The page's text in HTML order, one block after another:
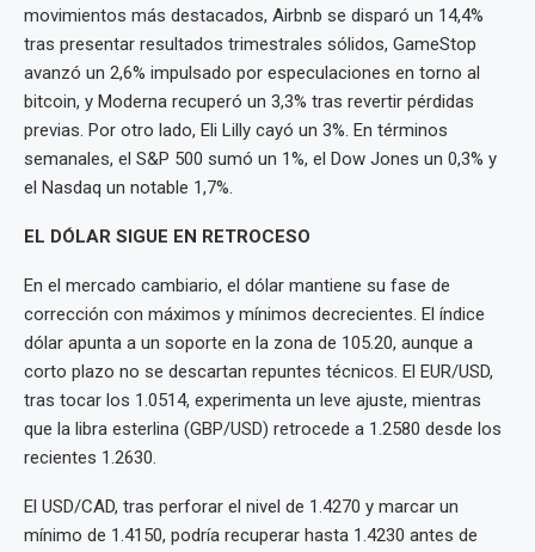
movimientos más destacados, Airbnb se disparó un 14,4%
tras presentar resultados trimestrales sólidos, GameStop
avanzó un 2,6% impulsado por especulaciones en torno al
bitcoin, y Moderna recuperó un 3,3% tras revertir pérdidas
previas. Por otro lado, Eli Lilly cayó un 3%. En términos
semanales, el S&P 500 sumó un 1%, el Dow Jones un 0,3% y
el Nasdaq un notable 1,7%.
EL DÓLAR SIGUE EN RETROCESO
En el mercado cambiario, el dólar mantiene su fase de
corrección con máximos y mínimos decrecientes. El índice
dólar apunta a un soporte en la zona de 105.20, aunque a
corto plazo no se descartan repuntes técnicos. El EUR/USD,
tras tocar los 1.0514, experimenta un leve ajuste, mientras
que la libra esterlina (GBP/USD) retrocede a 1.2580 desde los
recientes 1.2630.
El USD/CAD, tras perforar el nivel de 1.4270 y marcar un
mínimo de 1.4150, podría recuperar hasta 1.4230 antes de